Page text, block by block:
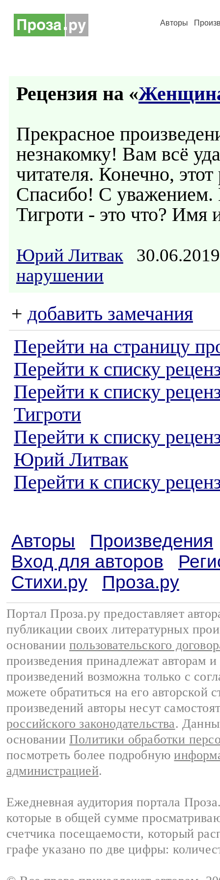
Авторы
Рецензия на «
Прекрасное
незнакомку! Вам всё
читателя. Конечно,
Спасибо! С
Тигроти - это что? Имя
Юрий Литвак
нарушении
+ добавить замечания
Перейти на страницу
Перейти к списку
Перейти к списку
Тигроти
Перейти к списку
Юрий Литвак
Перейти к списку
Авторы
Произведения
Вход для авторов
Стихи.ру
Проза.ру
Портал Проза.ру предоставляет
публикации своих литературных
основании пользовательского
произведения принадлежат авторам
произведений возможна только с
можете обратиться на его авторской
произведений авторы несут
российского законодательства.
основании Политики обработки
посмотреть более подробную
администрацией.
Ежедневная аудитория портала
которые в общей сумме
счетчика посещаемости, который
графе указано по две цифры: